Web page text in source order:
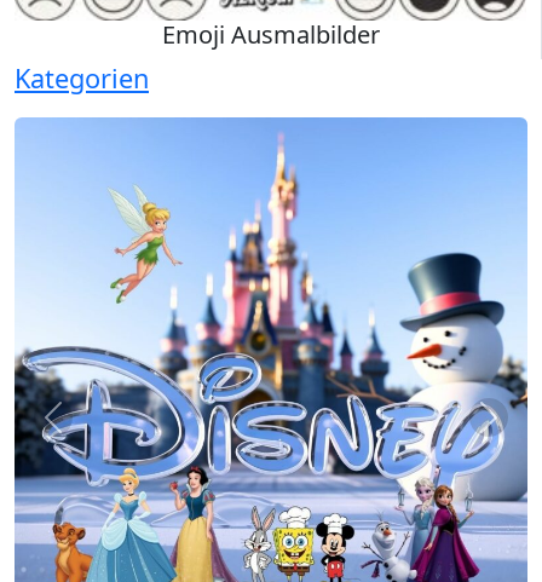
Emoji Ausmalbilder
Kategorien
Previous Next